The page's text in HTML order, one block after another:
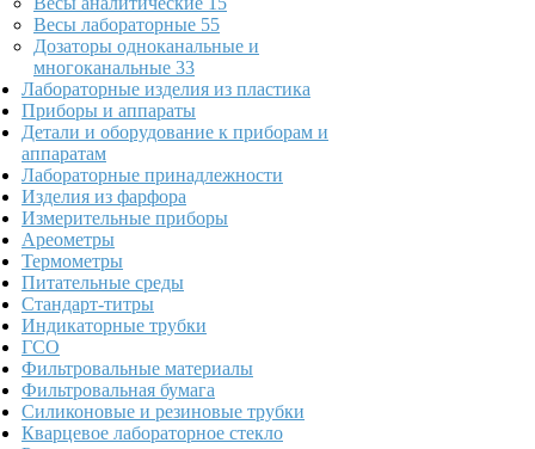
Весы лабораторные 55
Дозаторы одноканальные и
многоканальные 33
Лабораторные изделия из пластика
Приборы и аппараты
Детали и оборудование к приборам и
аппаратам
Лабораторные принадлежности
Изделия из фарфора
Измерительные приборы
Ареометры
Термометры
Питательные среды
Стандарт-титры
Индикаторные трубки
ГСО
Фильтровальные материалы
Фильтровальная бумага
Силиконовые и резиновые трубки
Кварцевое лабораторное стекло